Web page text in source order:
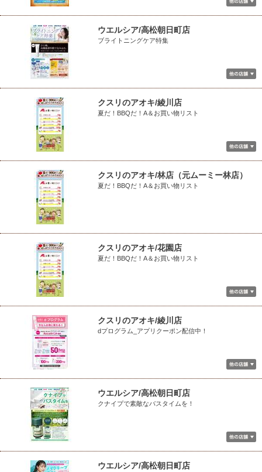
ウエルシア/高松朝日町店
ブライトニングケア特集
クスリのアオキ/綾川店
夏だ！BBQだ！A＆お買い物リスト
クスリのアオキ/林店（元ムーミー林店）
夏だ！BBQだ！A＆お買い物リスト
クスリのアオキ/花園店
夏だ！BBQだ！A＆お買い物リスト
クスリのアオキ/綾川店
dプログラム_アプリクーポン配信中！
ウエルシア/高松朝日町店
クナイプで素敵なバスタイムを！
ウエルシア/高松朝日町店